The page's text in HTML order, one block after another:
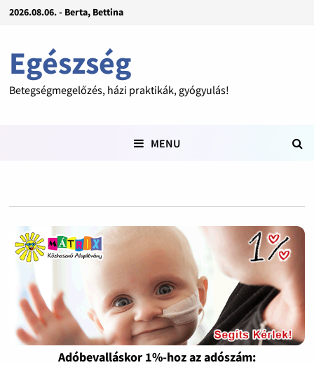
2026.08.06. - Berta, Bettina
Egészség
Betegségmegelőzés, házi praktikák, gyógyulás!
MENU
Adóbevalláskor 1%-hoz az adószám: